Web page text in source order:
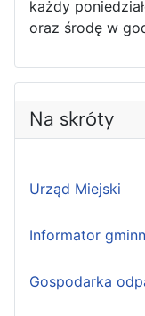
każdy
oraz środę w
Na skróty
Urząd Miejski
Informator
Gospodarka